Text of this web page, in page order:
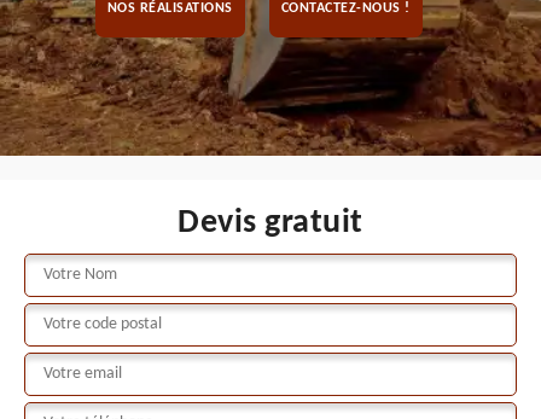
NOS RÉALISATIONS CONTACTEZ-NOUS !
Devis gratuit